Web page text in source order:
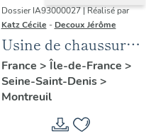
Dossier IA93000027 | Réalisé par
Katz Cécile - Decoux Jérôme
Usine de chaussures
Debard,
actuellement
logement
France > Île-de-France >
Seine-Saint-Denis>
Montreuil